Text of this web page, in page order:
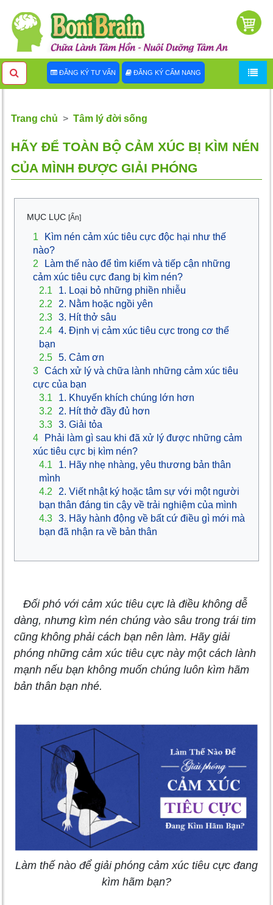
ĐĂNG KÝ TƯ VẤN ĐĂNG KÝ CẨM NANG
Trang chủ Tâm lý đời sống
HÃY ĐỂ TOÀN BỘ CẢM XÚC BỊ KÌM NÉN
CỦA MÌNH ĐƯỢC GIẢI PHÓNG
MỤC LỤC [Ẩn]
1
Kìm nén cảm xúc tiêu cực độc hại như thế
nào?
2
Làm thế nào để tìm kiếm và tiếp cận những
cảm xúc tiêu cực đang bị kìm nén?
2.1
1. Loại bỏ những phiền nhiễu
2.2
2. Nằm hoặc ngồi yên
2.3 3. Hít thở sâu
2.4 4. Định vị cảm xúc tiêu cực trong cơ thể
bạn
2.5 5. Cảm ơn
3 Cách xử lý và chữa lành những cảm xúc tiêu
cực của bạn
3.1
1. Khuyến khích chúng lớn hơn
3.2
2. Hít thở đầy đủ hơn
3.3 3. Giải tỏa
4
Phải làm gì sau khi đã xử lý được những cảm
xúc tiêu cực bị kìm nén?
4.1
1. Hãy nhẹ nhàng, yêu thương bản thân
mình
4.2
2. Viết nhật ký hoặc tâm sự với một người
bạn thân đáng tin cậy về trải nghiệm của mình
4.3 3. Hãy hành động về bất cứ điều gì mới mà
bạn đã nhận ra về bản thân
Đối phó với cảm xúc tiêu cực là điều không dễ
dàng, nhưng kìm nén chúng vào sâu trong trái tim
cũng không phải cách bạn nên làm. Hãy giải
phóng những cảm xúc tiêu cực này một cách lành
mạnh nếu bạn không muốn chúng luôn kìm hãm
bản thân bạn nhé.
Làm thế nào để giải phóng cảm xúc tiêu cực đang
kìm hãm bạn?